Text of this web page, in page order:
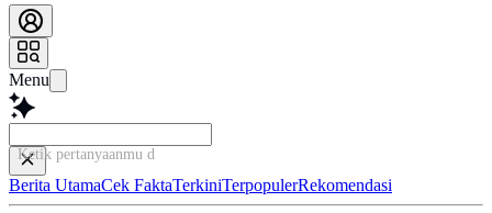
Menu
Ketik pertanyaanmu di sini...
Berita UtamaCek FaktaTerkiniTerpopulerRekomendasi